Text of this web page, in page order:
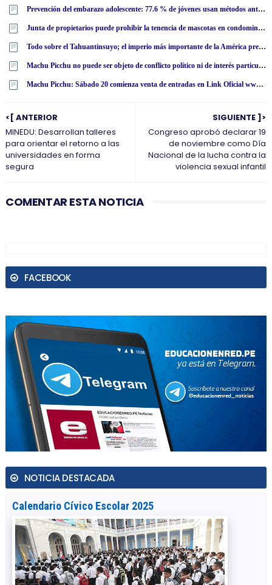
Prevención del embarazo adolescente: 77.6 % de jóvenes usan métodos anticonceptivos, según encuesta ENDES
Junta de propietarios puede prohibir la tenencia de mascotas en condominios, según fallo del Tribunal Constitucional
Todo sobre el Tahuantinsuyo; el imperio más importante de la América precolombina
Machu Picchu no puede ser objeto de conflicto político ni de interés particular, según Apotur
Machu Picchu: Sábado 20 comienza venta de entradas en Link Oficial www·tuboleto·cultura·pe
SIGUIENTE ]>
Congreso aprobó declarar 19
de noviembre como Día
Nacional de la lucha contra la
violencia sexual infantil
<[ ANTERIOR
MINEDU: Desarrollan talleres
para orientar el retorno a las
universidades en forma
segura
COMENTAR ESTA NOTICIA
FACEBOOK
NOTICIA DESTACADA
Calendario Cívico Escolar 2025